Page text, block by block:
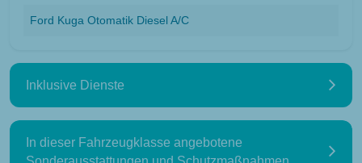
Ford Kuga Otomatik Diesel A/C
Inklusive Dienste
In dieser Fahrzeugklasse angebotene